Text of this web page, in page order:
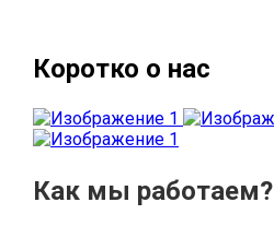
Коротко о нас
Как мы работаем?